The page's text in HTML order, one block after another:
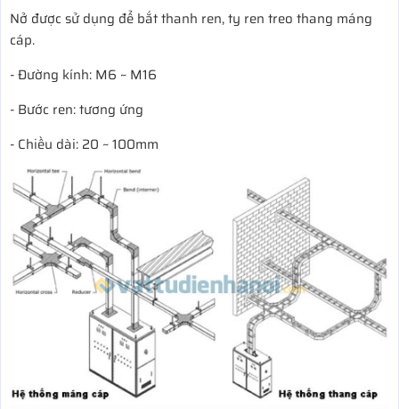
Nở được sử dụng để bắt thanh ren, ty ren treo thang máng
cáp.
- Đường kính: M6 ~ M16
- Bước ren: tương ứng
- Chiều dài: 20 ~ 100mm